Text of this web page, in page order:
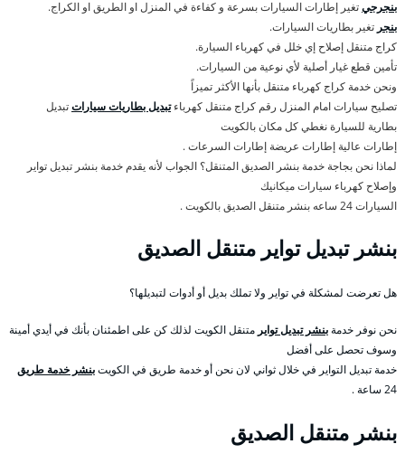
بنجرجيتغير إطارات السيارات بسرعة و كفاءة في المنزل او الطريق او الكراج.
بنجر تغير بطاريات السيارات.
كراج متنقل إصلاح إي خلل في كهرباء السيارة.
تأمين قطع غيار أصلية لأي نوعية من السيارات.
ونحن خدمة كراج كهرباء متنقل بأنها الأكثر تميزاً
تصليح سيارات امام المنزل رقم كراج متنقل كهرباءتبديل بطاريات سياراتتبديل
بطارية للسيارة نغطي كل مكان بالكويت
إطارات عالية إطارات عريضة إطارات السرعات .
لماذا نحن بجاجة خدمة بنشر الصديق المتنقل؟ الجواب لأنه يقدم خدمة بنشر تبديل تواير
وإصلاح كهرباء سيارات ميكانيك
السيارات 24 ساعه بنشر متنقل الصديق بالكويت .
بنشر تبديل تواير متنقل الصديق
هل تعرضت لمشكلة في تواير ولا تملك بديل أو أدوات لتبديلها؟
نحن نوفر خدمةبنشر تبديل تواير متنقل الكويت لذلك كن على اطمئنان بأنك في أيدي أمينة
وسوف تحصل على أفضل
خدمة تبديل التواير في خلال ثواني لان نحن أو خدمة طريق في الكويتبنشر خدمة طريق
24 ساعة .
بنشر متنقل الصديق